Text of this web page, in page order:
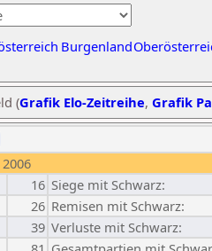
Burgenland
(Grafik Elo-Zeitreihe, Grafik
16 Siege mit Schwarz:
26 Remisen mit Schwarz:
39 Verluste mit Schwarz: